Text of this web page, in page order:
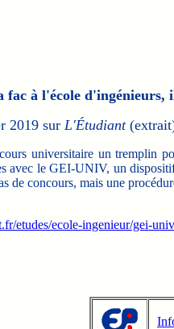
à l'école d'ingénieurs,
2019 sur L'Étudiant
universitaire un tremplin
avec le GEI-UNIV, un
de concours, mais une
etudes/ecole-ingenieur/gei-